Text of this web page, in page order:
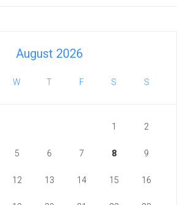
August 2026
W T F S S
1 2
5 6 7 8 9
12 13 14 15 16